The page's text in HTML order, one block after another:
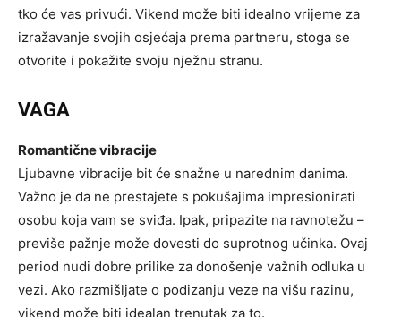
tko će vas privući. Vikend može biti idealno vrijeme za
izražavanje svojih osjećaja prema partneru, stoga se
otvorite i pokažite svoju nježnu stranu.
VAGA
Romantične vibracije
Ljubavne vibracije bit će snažne u narednim danima.
Važno je da ne prestajete s pokušajima impresionirati
osobu koja vam se sviđa. Ipak, pripazite na ravnotežu –
previše pažnje može dovesti do suprotnog učinka. Ovaj
period nudi dobre prilike za donošenje važnih odluka u
vezi. Ako razmišljate o podizanju veze na višu razinu,
vikend može biti idealan trenutak za to.